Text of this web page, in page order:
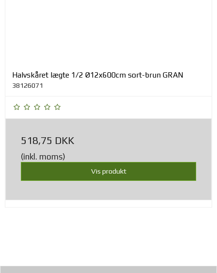
Halvskåret lægte 1/2 Ø12x600cm sort-brun GRAN
38126071
518,75 DKK
(inkl. moms)
Vis produkt